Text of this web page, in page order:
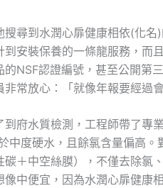
搜尋到水潤心扉健康相依(化
到安裝保養的一條龍服務，而
的NSF認證編號，甚至公開
非常放心：「就像年報要經過
到府水質檢測，工程師帶了專
中度硬水，且餘氯含量偏高
碳＋中空絲膜），不僅去除氯
像中便宜，因為水潤心扉健康